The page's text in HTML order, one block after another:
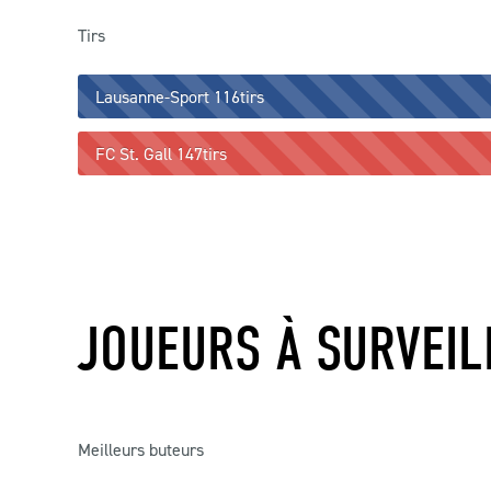
Tirs
Lausanne-Sport116tirs
FC St. Gall147tirs
JOUEURS À
Meilleurs buteurs